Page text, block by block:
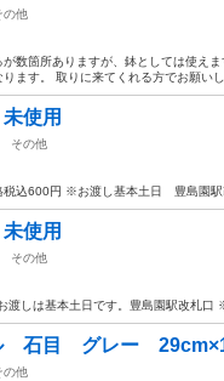
の他
数箇所ありますが、鉢としては使え
ります。 取りに来てくれる方でお
使用
その他
込600円 ※お渡し基本土日 豊島園駅
使用
その他
しは基本土日です。豊島園駅改札口
石目 グレー
の他